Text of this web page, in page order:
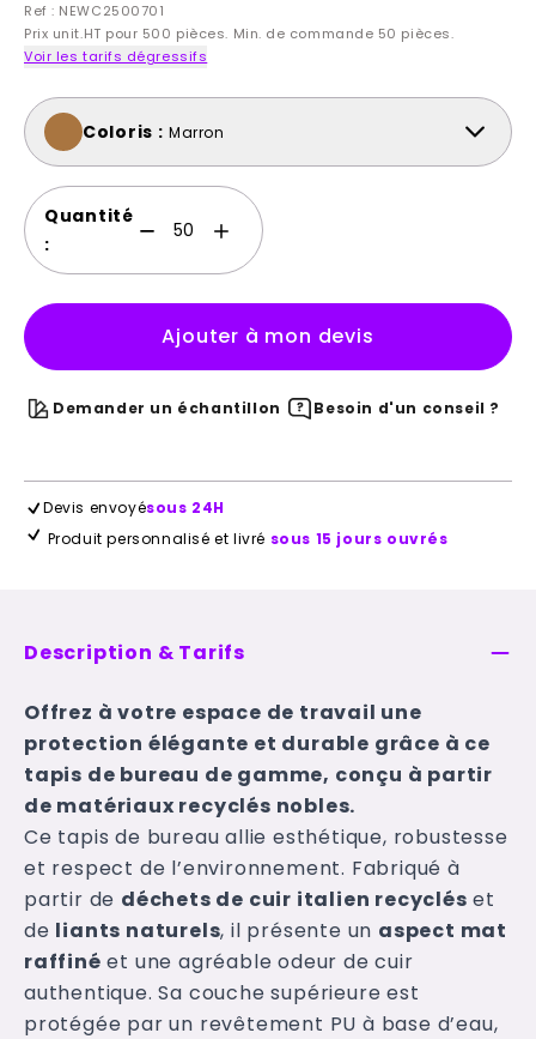
Ref : NEWC2500701
Prix unit.HT pour 500 pièces. Min. de commande 50 pièces.
Voir les tarifs dégressifs
Coloris : Marron
Quantité
:
Ajouter à mon devis
Demander un échantillon Besoin d'un conseil ?
Devis envoyésous 24H
Produit personnalisé et livré sous 15 jours ouvrés
Description & Tarifs
Offrez à votre espace de travail une
protection élégante et durable grâce à ce
tapis de bureau de gamme, conçu à partir
de matériaux recyclés nobles.
Ce tapis de bureau allie esthétique, robustesse
et respect de l’environnement. Fabriqué à
partir de déchets de cuir italien recyclés et
de liants naturels, il présente un aspect mat
raffiné et une agréable odeur de cuir
authentique. Sa couche supérieure est
protégée par un revêtement PU à base d’eau,